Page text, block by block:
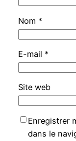
Nom *
E-mail *
Site web
Enregistrer
dans le